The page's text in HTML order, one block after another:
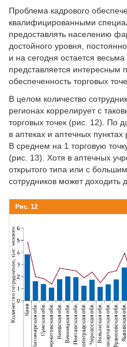
Проблема кадрового
квалифицированными
предоставлять населению
достойного уровня,
и на сегодня остается
представляется интересным
обеспеченность торговых
В целом количество
регионах коррелирует с
торговых точек (рис. 12). По
в аптеках и аптечных
В среднем на 1 торговую
(рис. 13). Хотя в аптечных
открытого типа или с
сотрудников может доходить
Рис. 12